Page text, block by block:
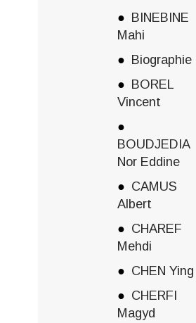
BINEBINE
Mahi
Biographie
BOREL
Vincent
BOUDJEDIA
Nor Eddine
CAMUS
Albert
CHAREF
Mehdi
CHEN Ying
CHERFI
Magyd